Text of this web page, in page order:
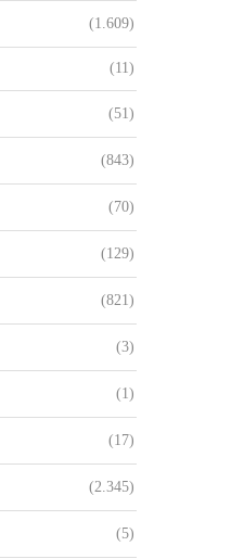
(1.609)
(11)
(51)
(843)
(70)
(129)
(821)
(3)
(1)
(17)
(2.345)
(5)